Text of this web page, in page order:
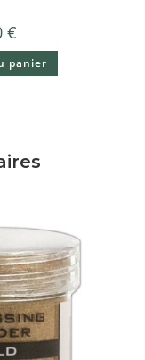
€
panier